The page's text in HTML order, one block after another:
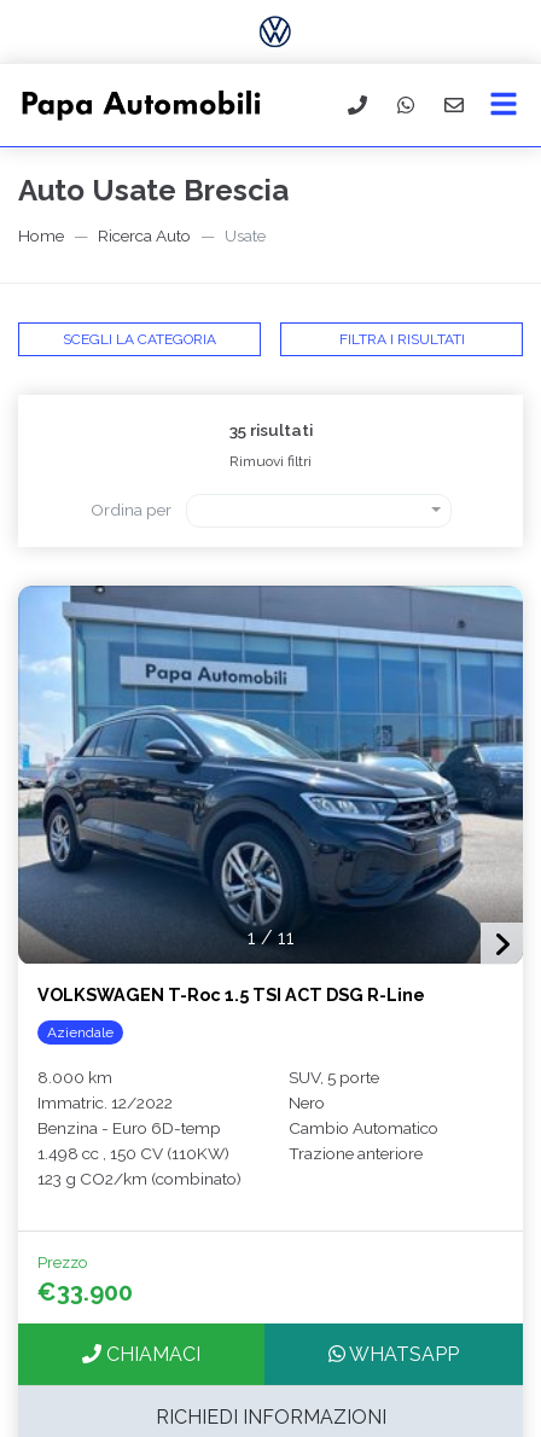
Auto Usate Brescia
Home Ricerca Auto Usate
SCEGLI LA CATEGORIA FILTRA I RISULTATI
35 risultati
Rimuovi filtri
Ordina per
1/ 11
VOLKSWAGEN T-Roc 1.5 TSI ACT DSG R-Line
Aziendale
8.000 km
Immatric. 12/2022
Benzina - Euro 6D-temp
1.498 cc , 150 CV (110KW)
123 g CO2/km (combinato)
SUV, 5 porte
Nero
Cambio Automatico
Trazione anteriore
Prezzo
€33.900
CHIAMACI WHATSAPP
RICHIEDI INFORMAZIONI